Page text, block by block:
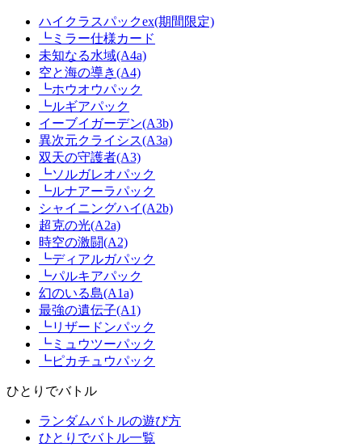
ハイクラスパックex(期間限定)
┗ミラー仕様カード
未知なる水域(A4a)
空と海の導き(A4)
┗ホウオウパック
┗ルギアパック
イーブイガーデン(A3b)
異次元クライシス(A3a)
双天の守護者(A3)
┗ソルガレオパック
┗ルナアーラパック
シャイニングハイ(A2b)
超克の光(A2a)
時空の激闘(A2)
┗ディアルガパック
┗パルキアパック
幻のいる島(A1a)
最強の遺伝子(A1)
┗リザードンパック
┗ミュウツーパック
┗ピカチュウパック
ひとりでバトル
ランダムバトルの遊び方
ひとりでバトル一覧